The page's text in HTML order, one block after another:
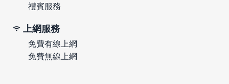
禮賓服務
上網服務
免費有線上網
免費無線上網